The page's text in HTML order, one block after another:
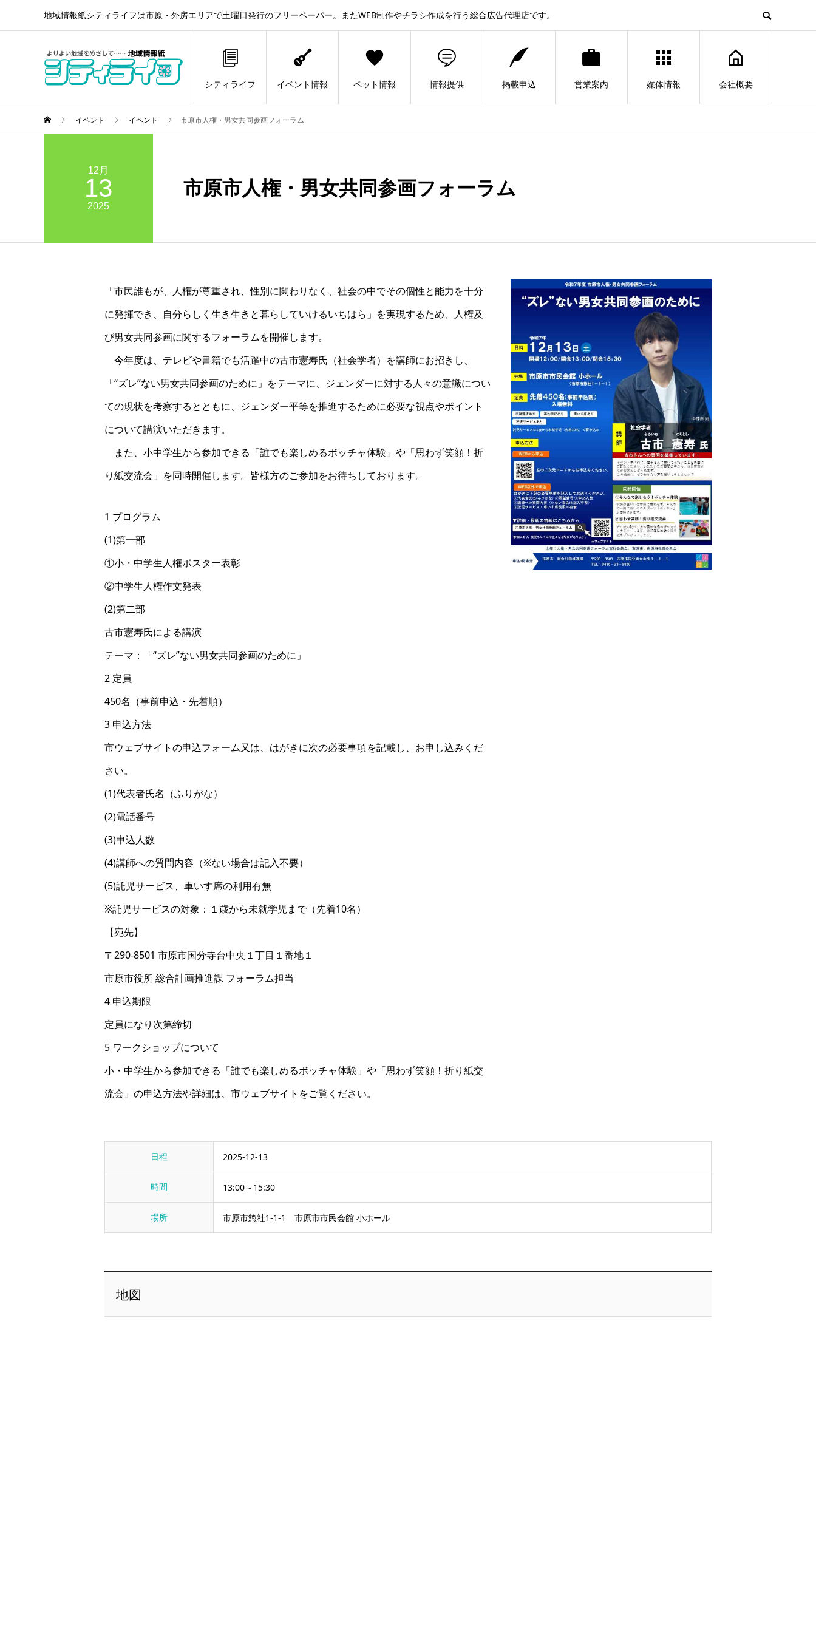
地域情報紙シティライフは市原・外房エリアで土曜日発行のフリーペーパー。またWEB制作やチラシ作成を行う総合広告代理店です。
シティライフ イベント情報 ペット情報 情報提供 掲載申込 営業案内 媒体情報 会社概要
イベント イベント 市原市人権・男女共同参画フォーラム
12月
13
2025
市原市人権・男女共同参画フォーラム
「市民誰もが、人権が尊重され、性別に関わりなく、社会の中でその個性と能力を十分
に発揮でき、自分らしく生き生きと暮らしていけるいちはら」を実現するため、人権及
び男女共同参画に関するフォーラムを開催します。
今年度は、テレビや書籍でも活躍中の古市憲寿氏（社会学者）を講師にお招きし、
「“ズレ”ない男女共同参画のために」をテーマに、ジェンダーに対する人々の意識につい
ての現状を考察するとともに、ジェンダー平等を推進するために必要な視点やポイント
について講演いただきます。
また、小中学生から参加できる「誰でも楽しめるボッチャ体験」や「思わず笑顔！折
り紙交流会」を同時開催します。皆様方のご参加をお待ちしております。
1 プログラム
(1)第一部
①小・中学生人権ポスター表彰
②中学生人権作文発表
(2)第二部
古市憲寿氏による講演
テーマ：「“ズレ”ない男女共同参画のために」
2 定員
450名（事前申込・先着順）
3 申込方法
市ウェブサイトの申込フォーム又は、はがきに次の必要事項を記載し、お申し込みくだ
さい。
(1)代表者氏名（ふりがな）
(2)電話番号
(3)申込人数
(4)講師への質問内容（※ない場合は記入不要）
(5)託児サービス、車いす席の利用有無
※託児サービスの対象：１歳から未就学児まで（先着10名）
【宛先】
〒290-8501 市原市国分寺台中央１丁目１番地１
市原市役所 総合計画推進課 フォーラム担当
4 申込期限
定員になり次第締切
5 ワークショップについて
小・中学生から参加できる「誰でも楽しめるボッチャ体験」や「思わず笑顔！折り紙交
流会」の申込方法や詳細は、市ウェブサイトをご覧ください。
日程 2025-12-13
時間 13:00～15:30
場所 市原市惣社1-1-1 市原市市民会館 小ホール
地図